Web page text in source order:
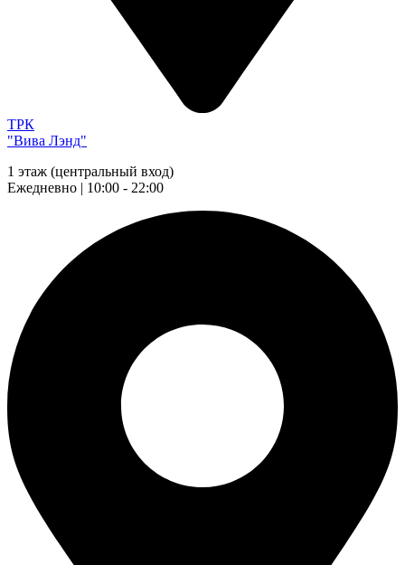
ТРК
"Вива Лэнд"
1 этаж (центральный вход)
Ежедневно | 10:00 - 22:00